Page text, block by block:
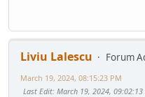
Liviu Lalescu
Forum
March 19, 2024, 08:15:23 PM
Last Edit: March 19, 2024, 09:02:13